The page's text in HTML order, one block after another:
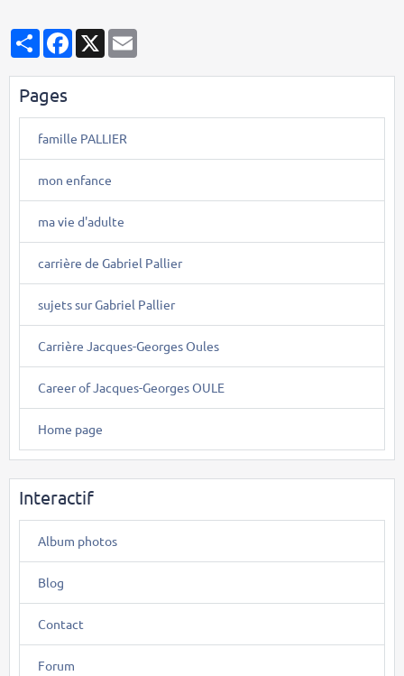
PartagerFacebook
X
Pages
famille PALLIER
mon enfance
ma vie d'adulte
carrière de Gabriel Pallier
sujets sur Gabriel Pallier
Carrière Jacques-Georges Oules
Career of Jacques-Georges OULE
Home page
Interactif
Album photos
Blog
Contact
Forum